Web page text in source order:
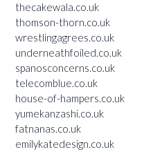
thecakewala.co.uk
thomson-thorn.co.uk
wrestlingagrees.co.uk
underneathfoiled.co.uk
spanosconcerns.co.uk
telecomblue.co.uk
house-of-hampers.co.uk
yumekanzashi.co.uk
fatnanas.co.uk
emilykatedesign.co.uk